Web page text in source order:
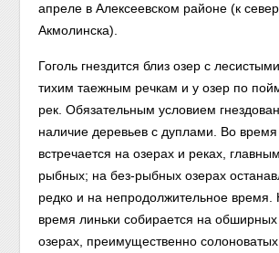
апреле в Алексеевском районе (к
Акмолинска).
Гоголь гнездится близ озер с
тихим таежным речкам и у озер по
рек. Обязательным условием
наличие деревьев с дуплами. Во
встречается на озерах и реках,
рыбных; на без-рыбных озерах
редко и на непродолжительное время.
время линьки собирается на
озерах, преимущественно